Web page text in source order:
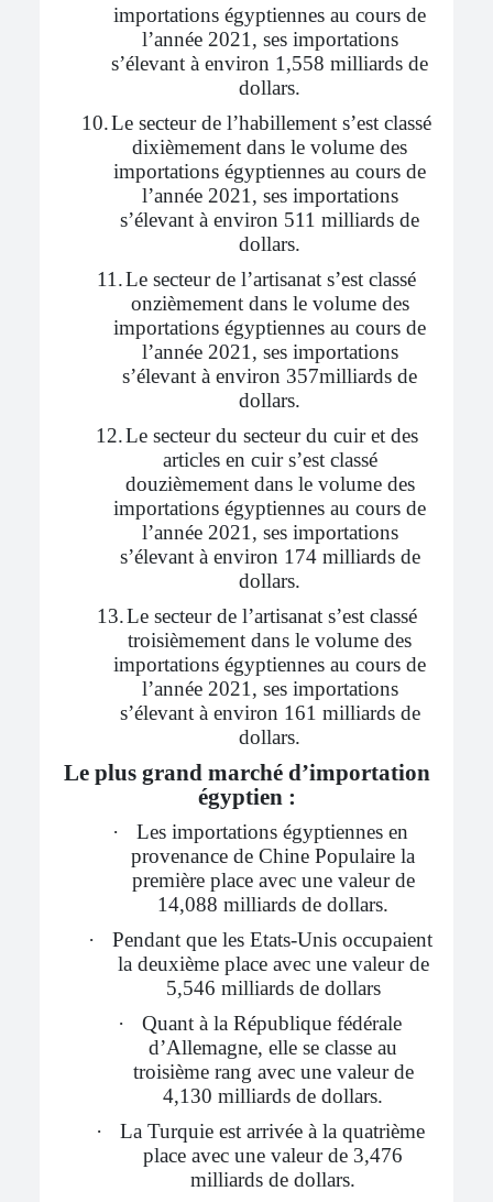
importations égyptiennes au cours de
l’année 2021, ses importations
s’élevant à environ 1,558 milliards de
dollars.
10.Le secteur de l’habillement s’est classé
dixièmement dans le volume des
importations égyptiennes au cours de
l’année 2021, ses importations
s’élevant à environ 511 milliards de
dollars.
11.Le secteur de l’artisanat s’est classé
onzièmement dans le volume des
importations égyptiennes au cours de
l’année 2021, ses importations
s’élevant à environ 357milliards de
dollars.
12.Le secteur du secteur du cuir et des
articles en cuir s’est classé
douzièmement dans le volume des
importations égyptiennes au cours de
l’année 2021, ses importations
s’élevant à environ 174 milliards de
dollars.
13.Le secteur de l’artisanat s’est classé
troisièmement dans le volume des
importations égyptiennes au cours de
l’année 2021, ses importations
s’élevant à environ 161 milliards de
dollars.
Le plus grand marché d’importation
égyptien :
·
Les importations égyptiennes en
provenance de Chine Populaire la
première place avec une valeur de
14,088 milliards de dollars.
·
Pendant que les Etats-Unis occupaient
la deuxième place avec une valeur de
5,546 milliards de dollars
·
Quant à la République fédérale
d’Allemagne, elle se classe au
troisième rang avec une valeur de
4,130 milliards de dollars.
·
La Turquie est arrivée à la quatrième
place avec une valeur de 3,476
milliards de dollars.